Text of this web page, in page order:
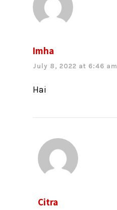
Imha
July 8, 2022 at 6:46 am
Hai
Citra